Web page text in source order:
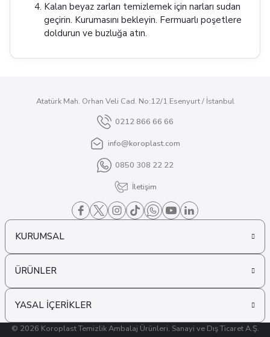
Kalan beyaz zarları temizlemek için narları sudan
geçirin. Kurumasını bekleyin. Fermuarlı poşetlere
doldurun ve buzluğa atın.
Atatürk Mah. Orhan Veli Cad. No:12/1 Esenyurt / İstanbul
0212 866 66 66
info@koroplast.com
0850 308 22 22
İletişim
KURUMSAL
ÜRÜNLER
YASAL İÇERİKLER
© 2026 Koroplast Temizlik Ambalaj Ürünleri. Sanayi ve Dış Ticaret A.Ş.